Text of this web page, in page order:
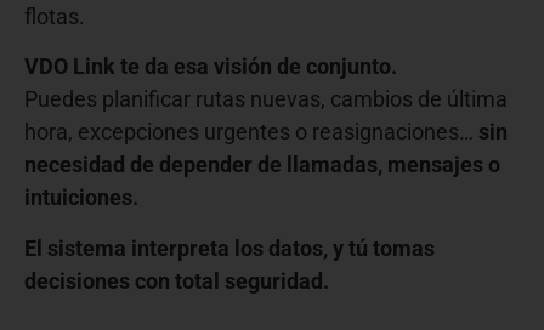
flotas.
VDO Link te da esa visión de conjunto.
Puedes planificar rutas nuevas, cambios de última
hora, excepciones urgentes o reasignaciones… sin
necesidad de depender de llamadas, mensajes o
intuiciones.
El sistema interpreta los datos, y tú tomas
decisiones con total seguridad.